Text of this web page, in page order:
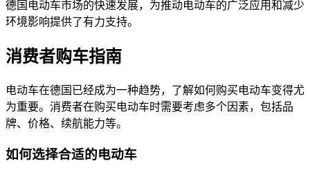
德国电动车市场的快速发展，为推动电动车的广泛应用和减少
环境影响提供了有力支持。
消费者购车指南
电动车在德国已经成为一种趋势，了解如何购买电动车变得尤
为重要。消费者在购买电动车时需要考虑多个因素，包括品
牌、价格、续航能力等。
如何选择合适的电动车